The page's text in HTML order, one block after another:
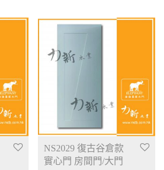
NS2029 復古谷倉款
實心門 房間門/大門